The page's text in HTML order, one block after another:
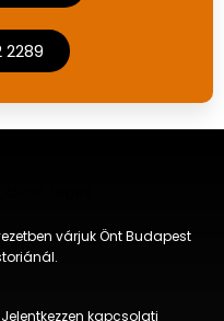
2289
várjuk Önt Budapest
kapcsolati